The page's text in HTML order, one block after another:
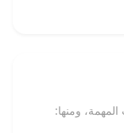
ومنها: